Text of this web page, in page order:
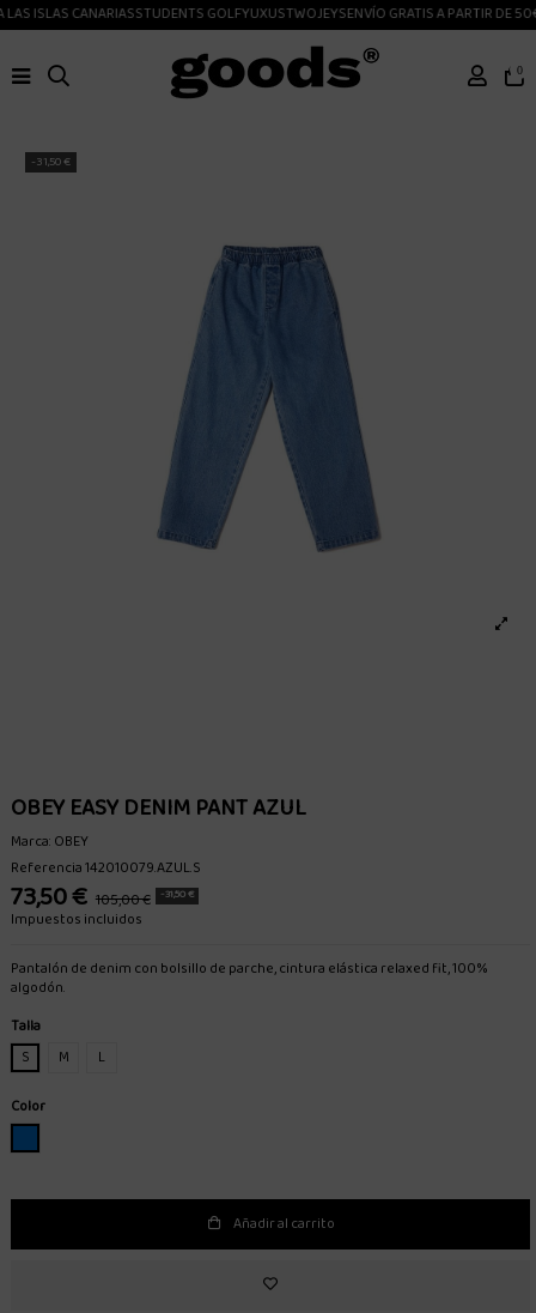
ISLAS CANARIASSTUDENTS GOLFYUXUSTWOJEYSENVÍO GRATIS A PARTIR DE 50€
0
-31,50 €
OBEY EASY DENIM PANT AZUL
Marca:OBEY
Referencia142010079.AZUL.S
73,50 € 105,00 € -31,50 €
Impuestos incluidos
Pantalón de denim con bolsillo de parche, cintura elástica relaxed fit, 100%
algodón.
Talla
S
M
L
Color
Añadir al carrito